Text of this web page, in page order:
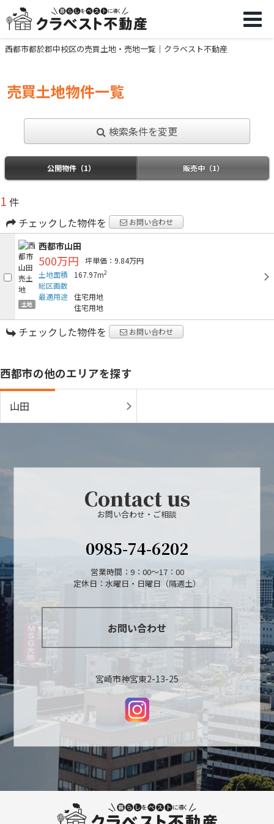
西都市都於郡中校区の売買土地・売地一覧｜クラベスト不動産
売買土地物件一覧
検索条件を変更
公開物件（1） 販売中（1）
1 件
チェックした物件を
お問い合わせ
土地
西都市山田
500万円
坪単価：9.84万円
土地面積
167.97m2
総区画数
最適用途 住宅用地
住宅用地
チェックした物件を お問い合わせ
西都市の他のエリアを探す
山田
Contact us
お問い合わせ・ご相談
0985-74-6202
営業時間：9：00～17：00
定休日：水曜日・日曜日（隔週土）
お問い合わせ
宮崎市神宮東2-13-25